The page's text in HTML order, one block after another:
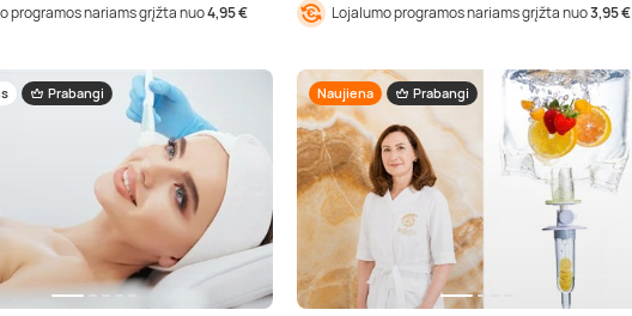
programos nariams grįžta nuo4,95 € Lojalumo programos nariams grįžta nuo3,95 €
Prabangi Naujiena Prabangi